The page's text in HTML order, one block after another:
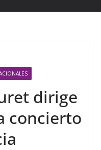
dirige
concierto